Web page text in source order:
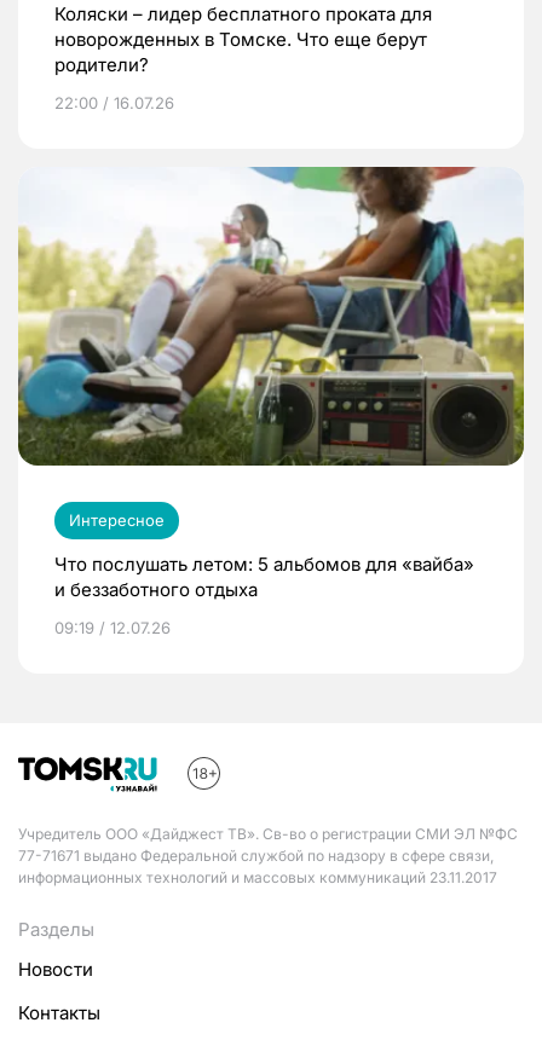
Коляски – лидер бесплатного проката для
новорожденных в Томске. Что еще берут
родители?
22:00 / 16.07.26
Интересное
Что послушать летом: 5 альбомов для «вайба»
и беззаботного отдыха
09:19 / 12.07.26
Учредитель ООО «Дайджест ТВ». Св-во о регистрации СМИ ЭЛ №ФС
77-71671 выдано Федеральной службой по надзору в сфере связи,
информационных технологий и массовых коммуникаций 23.11.2017
Разделы
Новости
Контакты